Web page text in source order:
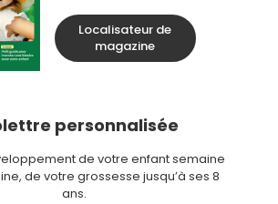
Localisateur de
magazine
personnalisée
de votre enfant semaine
de votre grossesse jusqu’à ses 8
ans.